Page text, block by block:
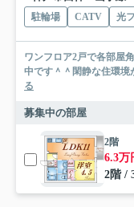
駐輪場 CATV 光
ワンフロア2戸で各部屋
中です＾＾閑静な住環境
る
募集中の部屋
2階
6.3万
2階 /